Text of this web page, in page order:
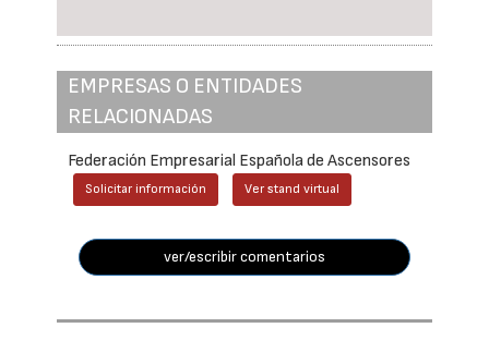
EMPRESAS O ENTIDADES
RELACIONADAS
Federación Empresarial Española de Ascensores
Solicitar información Ver stand virtual
ver/escribir comentarios